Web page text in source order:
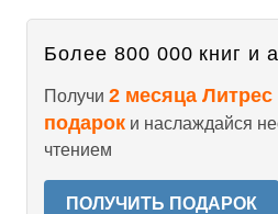
Более 800 000 книг и
Получи 2 месяца
подарок и наслаждайся
чтением
ПОЛУЧИТЬ ПОДАРОК